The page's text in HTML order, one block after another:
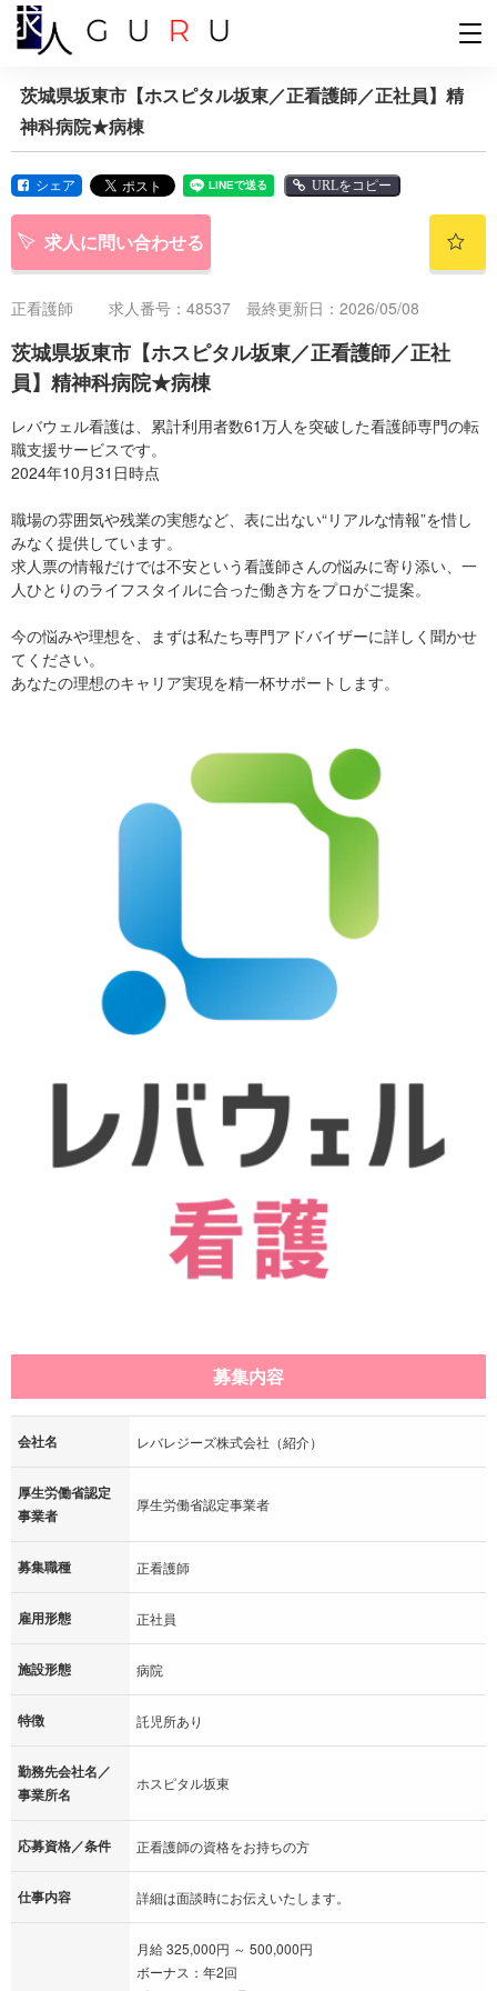
茨城県坂東市【ホスピタル坂東／正看護師／正社員】精
神科病院★病棟
シェア URLをコピー
求人に問い合わせる
正看護師 求人番号：48537 最終更新日：2026/05/08
茨城県坂東市【ホスピタル坂東／正看護師／正社
員】精神科病院★病棟
レバウェル看護は、累計利用者数61万人を突破した看護師専門の転
職支援サービスです。
2024年10月31日時点
職場の雰囲気や残業の実態など、表に出ない“リアルな情報”を惜し
みなく提供しています。
求人票の情報だけでは不安という看護師さんの悩みに寄り添い、一
人ひとりのライフスタイルに合った働き方をプロがご提案。
今の悩みや理想を、まずは私たち専門アドバイザーに詳しく聞かせ
てください。
あなたの理想のキャリア実現を精一杯サポートします。
募集内容
会社名 レバレジーズ株式会社（紹介）
厚生労働省認定
事業者
厚生労働省認定事業者
募集職種 正看護師
雇用形態 正社員
施設形態 病院
特徴 託児所あり
勤務先会社名／
事業所名
ホスピタル坂東
応募資格／条件 正看護師の資格をお持ちの方
仕事内容 詳細は面談時にお伝えいたします。
月給 325,000円 ～ 500,000円
ボーナス：年2回